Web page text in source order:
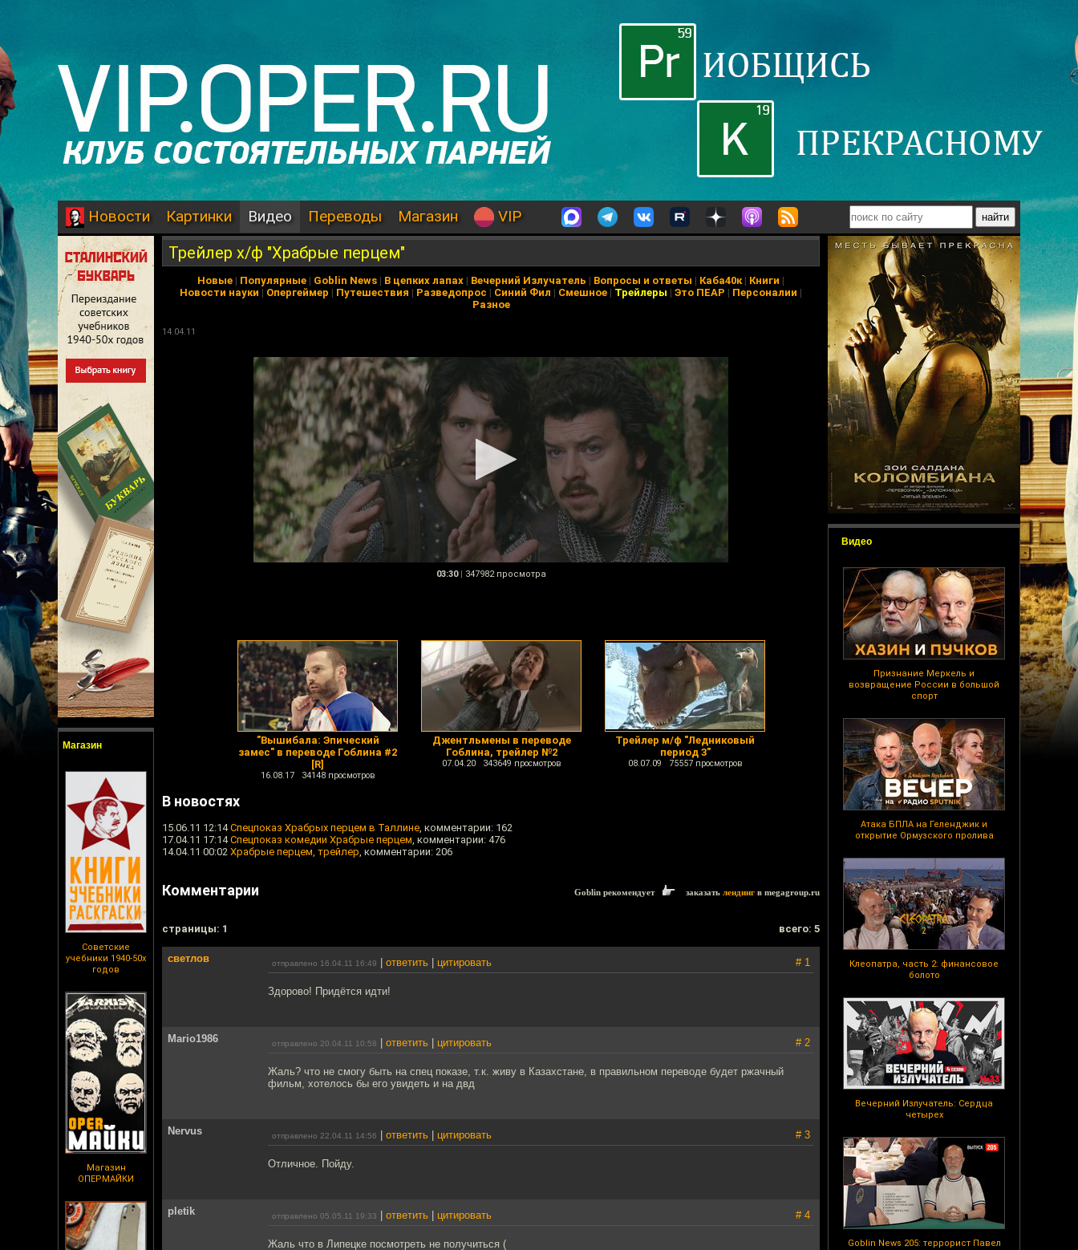
Новости Картинки Видео Переводы Магазин VIP
Магазин
Советские
учебники 1940-50х
годов
Магазин
ОПЕРМАЙКИ
Видео
Признание Меркель и
возвращение России в большой
спорт
Атака БПЛА на Геленджик и
открытие Ормузского пролива
Клеопатра, часть 2: финансовое
болото
Вечерний Излучатель: Сердца
четырех
Goblin News 205: террорист Павел
Трейлер х/ф "Храбрые перцем"
Новые | Популярные | Goblin News | В цепких лапах | Вечерний Излучатель | Вопросы и ответы | Каба40к| Книги |
Новости науки | Опергеймер | Путешествия | Разведопрос | Синий Фил | Смешное | Трейлеры | Это ПЕАР | Персоналии |
Разное
14.04.11
03:30 | 347982 просмотра
"Вышибала: Эпический
замес" в переводе Гоблина #2
[R]
16.08.17 34148 просмотров
Джентльмены в переводе
Гоблина, трейлер №2
07.04.20 343649 просмотров
Трейлер м/ф "Ледниковый
период 3"
08.07.09 75557 просмотров
В новостях
15.06.11 12:14Спецпоказ Храбрых перцем в Таллине, комментарии: 162
17.04.11 17:14Спецпоказ комедии Храбрые перцем, комментарии: 476
14.04.11 00:02 Храбрые перцем, трейлер, комментарии: 206
Комментарии Goblin рекомендует заказать лендинг в megagroup.ru
cтраницы: 1 всего: 5
светлов отправлено 16.04.11 16:49 ответить цитировать # 1
Здорово! Придётся идти!
Mario1986 отправлено 20.04.11 10:58 ответить цитировать # 2
Жаль? что не смогу быть на спец показе, т.к. живу в Казахстане, в правильном переводе будет ржачный
фильм, хотелось бы его увидеть и на двд
Nervus отправлено 22.04.11 14:56 ответить цитировать # 3
Отличное. Пойду.
pletik отправлено 05.05.11 19:33 ответить цитировать # 4
Жаль что в Липецке посмотреть не получиться (